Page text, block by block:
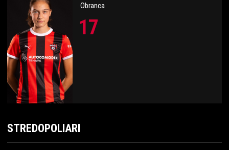
Obranca
17
STREDOPOLIARI